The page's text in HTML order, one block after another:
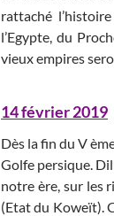
rattaché
l’Egypte, du
vieux empires
14 février 2019
Dès la fin du V
Golfe persique.
notre ère, sur les
(Etat du Koweït).